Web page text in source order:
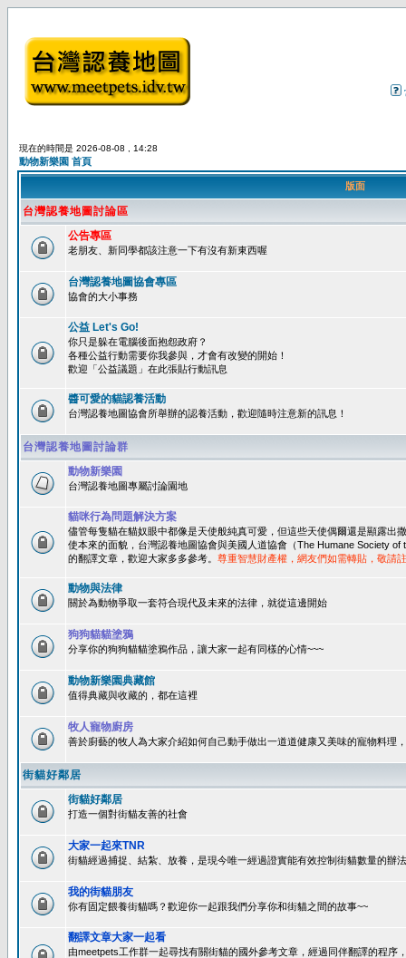
現在的時間是 2026-08-08 , 14:28
動物新樂園 首頁
版面
台灣認養地圖討論區
公告專區
老朋友、新同學都該注意一下有沒有新東西喔
台灣認養地圖協會專區
協會的大小事務
公益 Let's Go!
你只是躲在電腦後面抱怨政府？
各種公益行動需要你我參與，才會有改變的開始！
歡迎「公益議題」在此張貼行動訊息
醬可愛的貓認養活動
台灣認養地圖協會所舉辦的認養活動，歡迎隨時注意新的訊息！
台灣認養地圖討論群
動物新樂園
台灣認養地圖專屬討論園地
貓咪行為問題解決方案
儘管每隻貓在貓奴眼中都像是天使般純真可愛，但這些天使偶爾還是顯露出
使本來的面貌，台灣認養地圖協會與美國人道協會（The Humane Society
的翻譯文章，歡迎大家多多參考。 尊重智慧財產權，網友們如需轉貼，敬請
動物與法律
關於為動物爭取一套符合現代及未來的法律，就從這邊開始
狗狗貓貓塗鴉
分享你的狗狗貓貓塗鴉作品，讓大家一起有同樣的心情~~~
動物新樂園典藏館
值得典藏與收藏的，都在這裡
牧人寵物廚房
善於廚藝的牧人為大家介紹如何自己動手做出一道道健康又美味的寵物料理
街貓好鄰居
街貓好鄰居
打造一個對街貓友善的社會
大家一起來TNR
街貓經過捕捉、結紮、放養，是現今唯一經過證實能有效控制街貓數量的辦
我的街貓朋友
你有固定餵養街貓嗎？歡迎你一起跟我們分享你和街貓之間的故事~~
翻譯文章大家一起看
由meetpets工作群一起尋找有關街貓的國外參考文章，經過同伴翻譯的程序